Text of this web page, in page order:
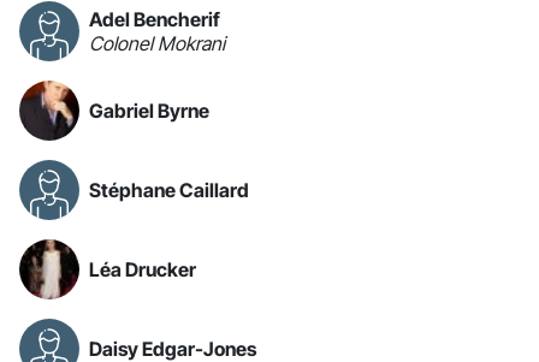
Adel Bencherif
Colonel Mokrani
Gabriel Byrne
Stéphane Caillard
Léa Drucker
Daisy Edgar-Jones